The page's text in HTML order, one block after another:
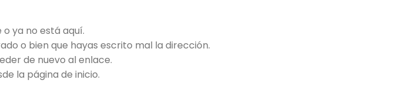
ya no está aquí.
o bien que hayas escrito mal la dirección.
de nuevo al enlace.
la página de inicio.